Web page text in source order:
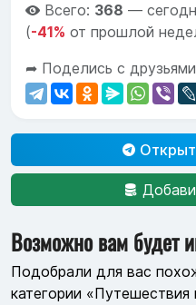
Всего: 368 —
(-41% от прошлой
➦ Поделись с
Возможно вам будет
Подобрали для вас
категории «Путешествия